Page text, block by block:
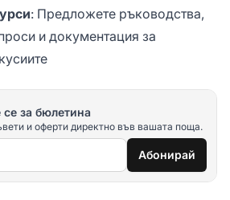
: Предложете ръководства,
и документация за
за бюлетина
и оферти директно във вашата поща.
Абонирай